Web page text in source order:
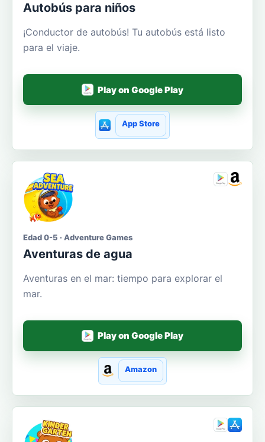
Autobús para niños
¡Conductor de autobús! Tu autobús está listo
para el viaje.
Play on Google Play
App Store
Edad 0-5 · Adventure Games
Aventuras de agua
Aventuras en el mar: tiempo para explorar el
mar.
Play on Google Play
Amazon